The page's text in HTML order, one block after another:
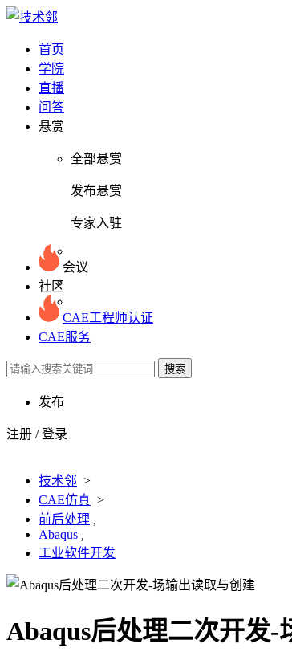
首页
学院
直播
问答
悬赏
全部悬赏
发布悬赏
专家入驻
会议
社区
CAE工程师认证
CAE服务
搜索
发布
注册 /登录
技术邻 >
CAE仿真 >
前后处理
Abaqus
工业软件开发
Abaqus后处理二次开发-